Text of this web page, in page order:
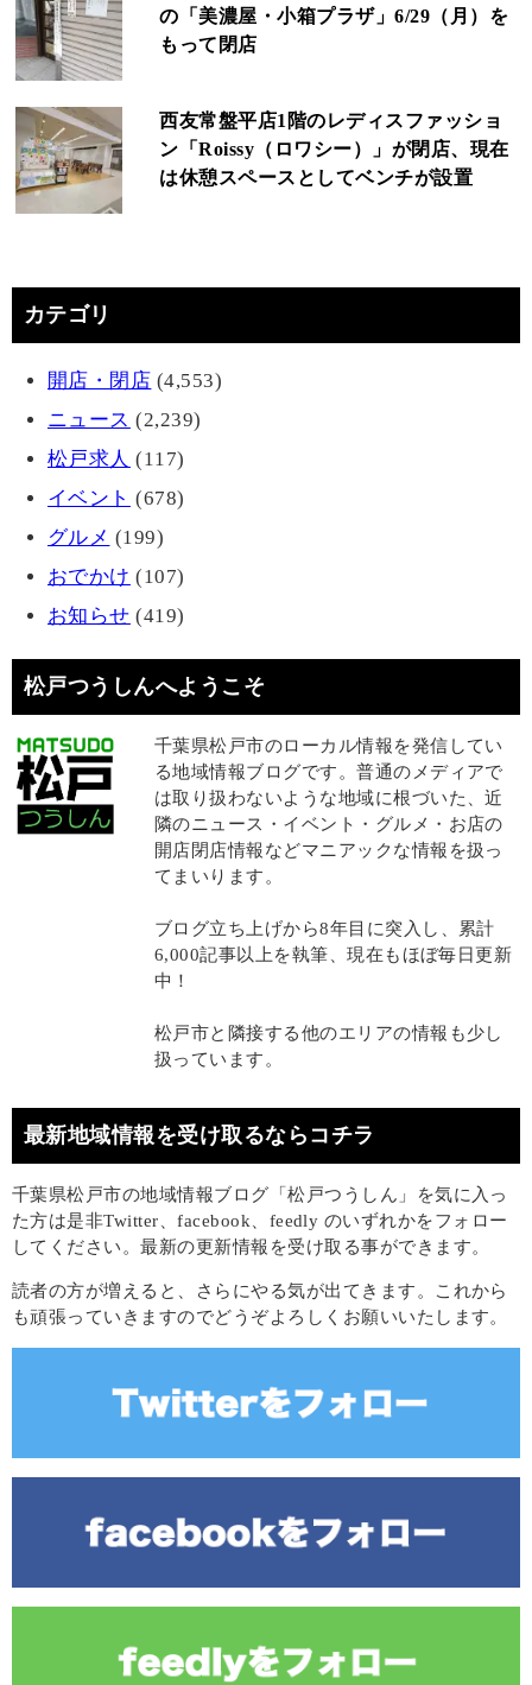
の「美濃屋・小箱プラザ」6/29（月）を
もって閉店
西友常盤平店1階のレディスファッショ
ン「Roissy（ロワシー）」が閉店、現在
は休憩スペースとしてベンチが設置
カテゴリ
開店・閉店 (4,553)
ニュース (2,239)
松戸求人 (117)
イベント (678)
グルメ (199)
おでかけ (107)
お知らせ (419)
松戸つうしんへようこそ
千葉県松戸市のローカル情報を発信してい
る地域情報ブログです。普通のメディアで
は取り扱わないような地域に根づいた、近
隣のニュース・イベント・グルメ・お店の
開店閉店情報などマニアックな情報を扱っ
てまいります。
ブログ立ち上げから8年目に突入し、累計
6,000記事以上を執筆、現在もほぼ毎日更新
中！
松戸市と隣接する他のエリアの情報も少し
扱っています。
最新地域情報を受け取るならコチラ
千葉県松戸市の地域情報ブログ「松戸つうしん」を気に入っ
た方は是非Twitter、facebook、feedly のいずれかをフォロー
してください。最新の更新情報を受け取る事ができます。
読者の方が増えると、さらにやる気が出てきます。これから
も頑張っていきますのでどうぞよろしくお願いいたします。